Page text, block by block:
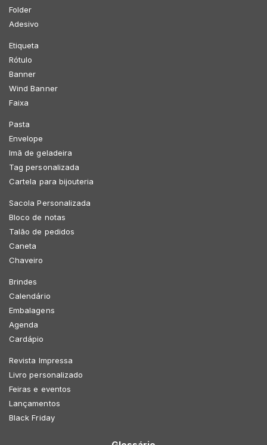
Folder
Adesivo
Etiqueta
Rótulo
Banner
Wind Banner
Faixa
Pasta
Envelope
Imã de geladeira
Tag personalizada
Cartela para bijouteria
Sacola Personalizada
Bloco de notas
Talão de pedidos
Caneta
Chaveiro
Brindes
Calendário
Embalagens
Agenda
Cardápio
Revista Impressa
Livro personalizado
Feiras e eventos
Lançamentos
Black Friday